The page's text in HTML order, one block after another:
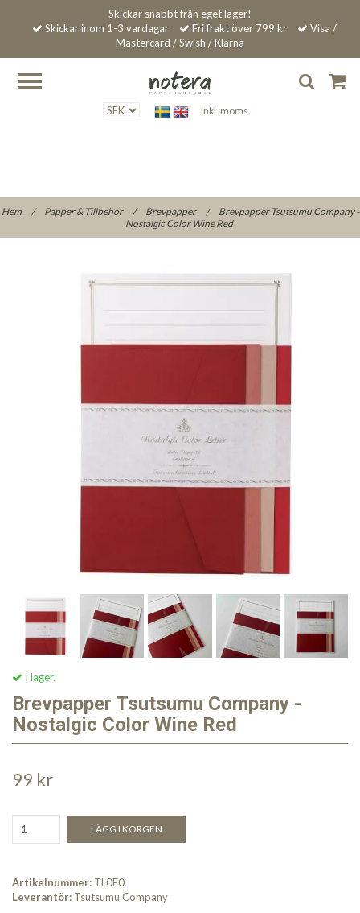
Skickar snabbt från eget lager!
Skickar inom 1-3 vardagar
Fri frakt över 799 kr
Visa /
Mastercard / Swish / Klarna
Inkl. moms
Hem / Papper & Tillbehör / Brevpapper /
Brevpapper Tsutsumu Company -
Nostalgic Color Wine Red
I lager.
Brevpapper Tsutsumu Company -
Nostalgic Color Wine Red
99 kr
LÄGG I KORGEN
Artikelnummer: TL0E0
Leverantör: Tsutsumu Company